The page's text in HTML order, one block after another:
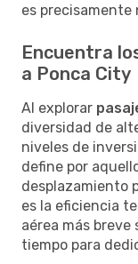
es
Encuentra
a Ponca City
Al explorar
diversidad de
niveles de
define por
desplazamiento
es la eficiencia
aérea más
tiempo para